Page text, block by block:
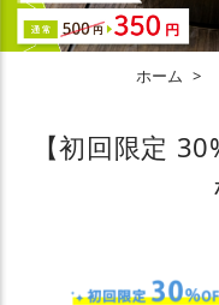
ホーム >
【初回限定